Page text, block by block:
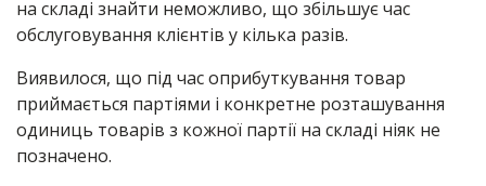
на складі знайти неможливо, що збільшує час
обслуговування клієнтів у кілька разів.
Виявилося, що під час оприбуткування товар
приймається партіями і конкретне розташування
одиниць товарів з кожної партії на складі ніяк не
позначено.